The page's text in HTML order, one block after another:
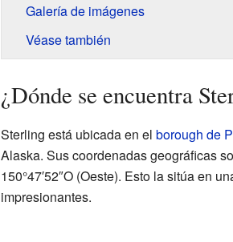
Galería de imágenes
Véase también
¿Dónde se encuentra
Sterling está ubicada en el borough de
Alaska. Sus coordenadas geográficas
150°47′52″O (Oeste). Esto la sitúa en
impresionantes.